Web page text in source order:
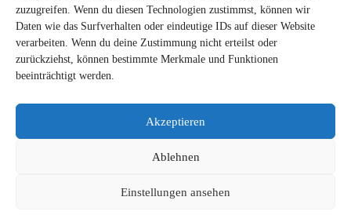
zuzugreifen. Wenn du diesen Technologien zustimmst, können wir
Daten wie das Surfverhalten oder eindeutige IDs auf dieser Website
verarbeiten. Wenn du deine Zustimmung nicht erteilst oder
zurückziehst, können bestimmte Merkmale und Funktionen
beeinträchtigt werden.
Akzeptieren
Ablehnen
Einstellungen ansehen
Copyright © 2025onlinemoebel24.de